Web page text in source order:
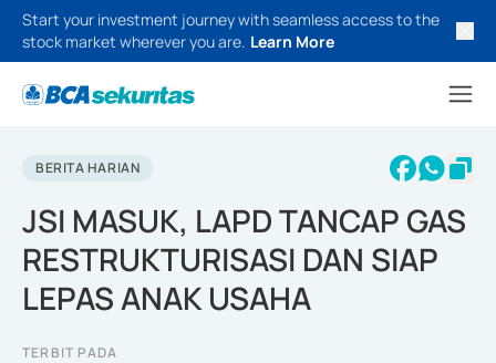
Start your investment journey with seamless access to the
stock market wherever you are. Learn More
BERITA HARIAN
JSI MASUK, LAPD TANCAP GAS
RESTRUKTURISASI DAN SIAP
LEPAS ANAK USAHA
TERBIT PADA